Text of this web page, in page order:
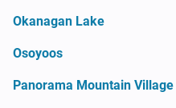
Okanagan Lake
Osoyoos
Panorama Mountain Village